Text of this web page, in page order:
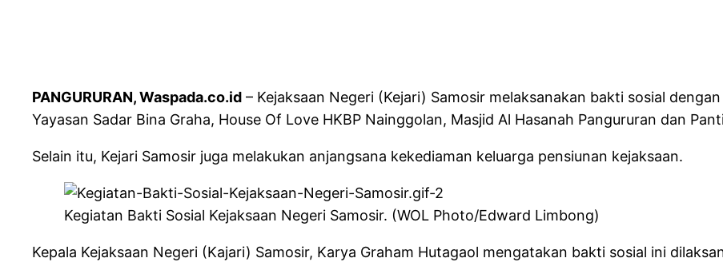
PANGURURAN, Waspada.co.id – Kejaksaan Negeri (Kejari) Samosir melaksanakan bakti sosial
Yayasan Sadar Bina Graha, House Of Love HKBP Nainggolan, Masjid Al Hasanah Pangururan dan
Selain itu, Kejari Samosir juga melakukan anjangsana kekediaman keluarga pensiunan kejaksaan.
Kegiatan Bakti Sosial Kejaksaan Negeri Samosir. (WOL Photo/Edward Limbong)
Kepala Kejaksaan Negeri (Kajari) Samosir, Karya Graham Hutagaol mengatakan bakti sosial ini